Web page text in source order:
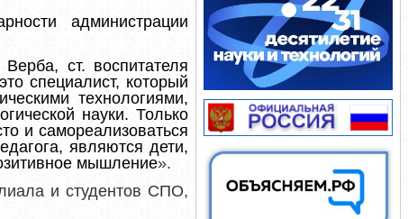
администрации
ст. воспитателя
специалист, который
технологиями,
науки. Только
и самореализоваться
являются дети,
мышление».
и студентов СПО,